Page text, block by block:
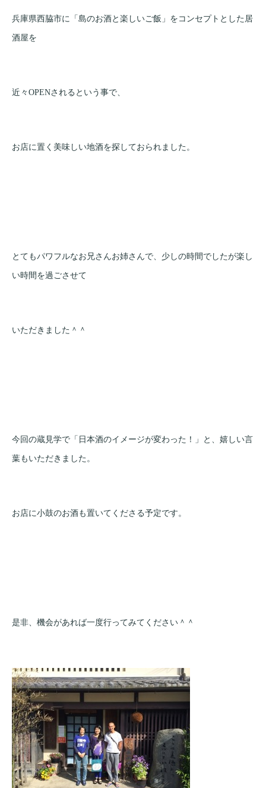
兵庫県西脇市に「島のお酒と楽しいご飯」をコンセプトとした居
酒屋を
近々OPENされるという事で、
お店に置く美味しい地酒を探しておられました。
とてもパワフルなお兄さんお姉さんで、少しの時間でしたが楽し
い時間を過ごさせて
いただきました＾＾
今回の蔵見学で「日本酒のイメージが変わった！」と、嬉しい言
葉もいただきました。
お店に小鼓のお酒も置いてくださる予定です。
是非、機会があれば一度行ってみてください＾＾